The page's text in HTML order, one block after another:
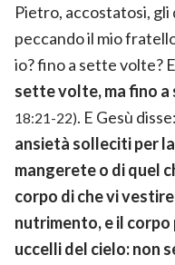
Pietro, accostatosi, gli
peccando il mio
io? fino a sette volte?
sette volte, ma fino
18:21-22). E Gesù
ansietà solleciti per
mangerete o di quel
corpo di che vi
nutrimento, e il
uccelli del cielo: non